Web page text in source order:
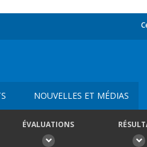
NOUVELLES ET MÉDIAS
ÉVALUATIONS